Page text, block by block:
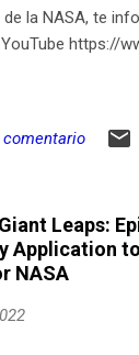
la NASA, te
https://
Leaps:
Application
NASA